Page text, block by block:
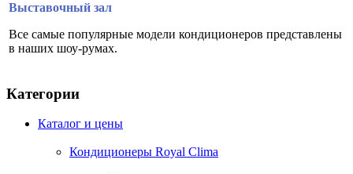
Выставочный зал
Все самые популярные модели кондиционеров представлены
в наших шоу-румах.
Категории
Каталог и цены
Кондиционеры Royal Clima